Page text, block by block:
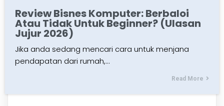
Review Bisnes Komputer: Berbaloi
Atau Tidak Untuk Beginner? (Ulasan
Jujur 2026)
Jika anda sedang mencari cara untuk menjana
pendapatan dari rumah,…
Read More